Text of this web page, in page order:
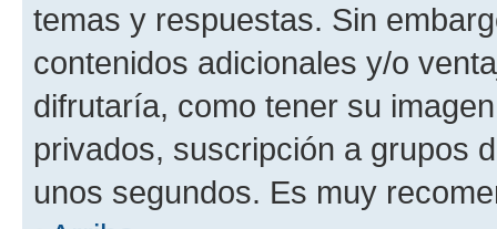
temas y respuestas. Sin
contenidos adicionales y/o
difrutaría, como tener su
privados, suscripción a grupos
unos segundos. Es muy